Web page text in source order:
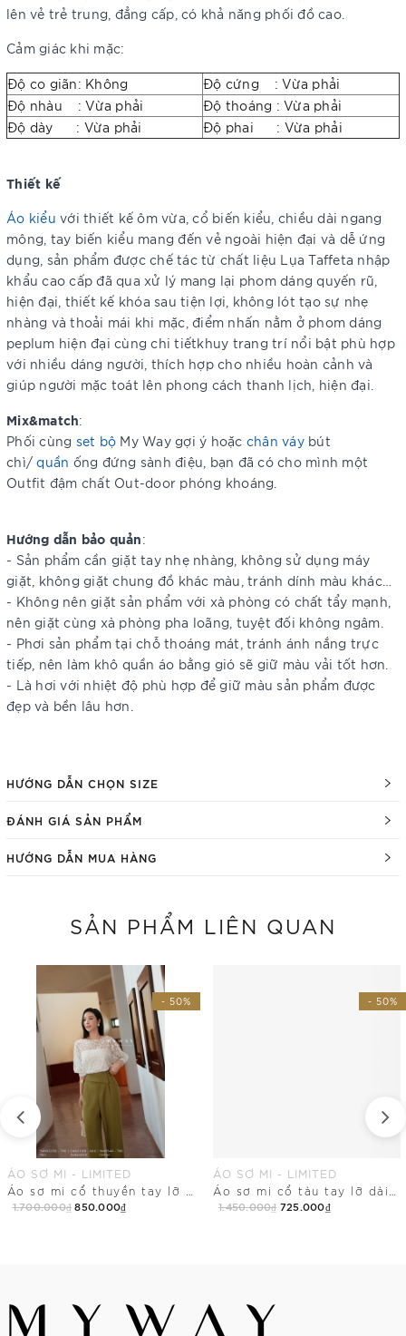
lên vẻ trẻ trung, đẳng cấp, có khả năng phối đồ cao.
Cảm giác khi mặc:
Độ co giãn: Không
Độ cứng : Vừa phải
Độ nhàu : Vừa phải
Độ thoáng : Vừa phải
Độ dày : Vừa phải
Độ phai : Vừa phải
Thiết kế
Áo kiểu với thiết kế ôm vừa, cổ biến kiểu, chiều dài ngang
mông, tay biến kiểu mang đến vẻ ngoài hiện đại và dễ ứng
dụng, sản phẩm được chế tác từ chất liệu Lụa Taffeta nhập
khẩu cao cấp đã qua xử lý mang lại phom dáng quyến rũ,
hiện đại, thiết kế khóa sau tiện lợi, không lót tạo sự nhẹ
nhàng và thoải mái khi mặc, điểm nhấn nằm ở phom dáng
peplum hiện đại cùng chi tiếtkhuy trang trí nổi bật phù hợp
với nhiều dáng người, thích hợp cho nhiều hoàn cảnh và
giúp người mặc toát lên phong cách thanh lịch, hiện đại.
Mix&match:
Phối cùng set bộ My Way gợi ý hoặc chân váybút
chì/quần ống đứng sành điệu, bạn đã có cho mình một
Outfit đậm chất Out-door phóng khoáng.
Hướng dẫn bảo quản:
- Sản phẩm cần giặt tay nhẹ nhàng, không sử dụng máy
giặt, không giặt chung đồ khác màu, tránh dính màu khác…
- Không nên giặt sản phẩm với xà phòng có chất tẩy mạnh,
nên giặt cùng xà phòng pha loãng, tuyệt đối không ngâm.
- Phơi sản phẩm tại chỗ thoáng mát, tránh ánh nắng trực
tiếp, nên làm khô quần áo bằng gió sẽ giữ màu vải tốt hơn.
- Là hơi với nhiệt độ phù hợp để giữ màu sản phẩm được
đẹp và bền lâu hơn.
HƯỚNG DẪN CHỌN SIZE
ĐÁNH GIÁ SẢN PHẨM
HƯỚNG DẪN MUA HÀNG
SẢN PHẨM LIÊN QUAN
- 50%
ÁO SƠ MI - LIMITED
1.700.000₫ 850.000₫
- 50%
ÁO SƠ MI - LIMITED
1.450.000₫ 725.000₫